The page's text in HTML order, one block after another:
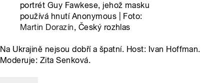
portrét Guy Fawkese, jehož masku
používá hnutí Anonymous | Foto:
Martin Dorazín, Český rozhlas
Na Ukrajině nejsou dobří a špatní. Host: Ivan Hoffman.
Moderuje: Zita Senková.